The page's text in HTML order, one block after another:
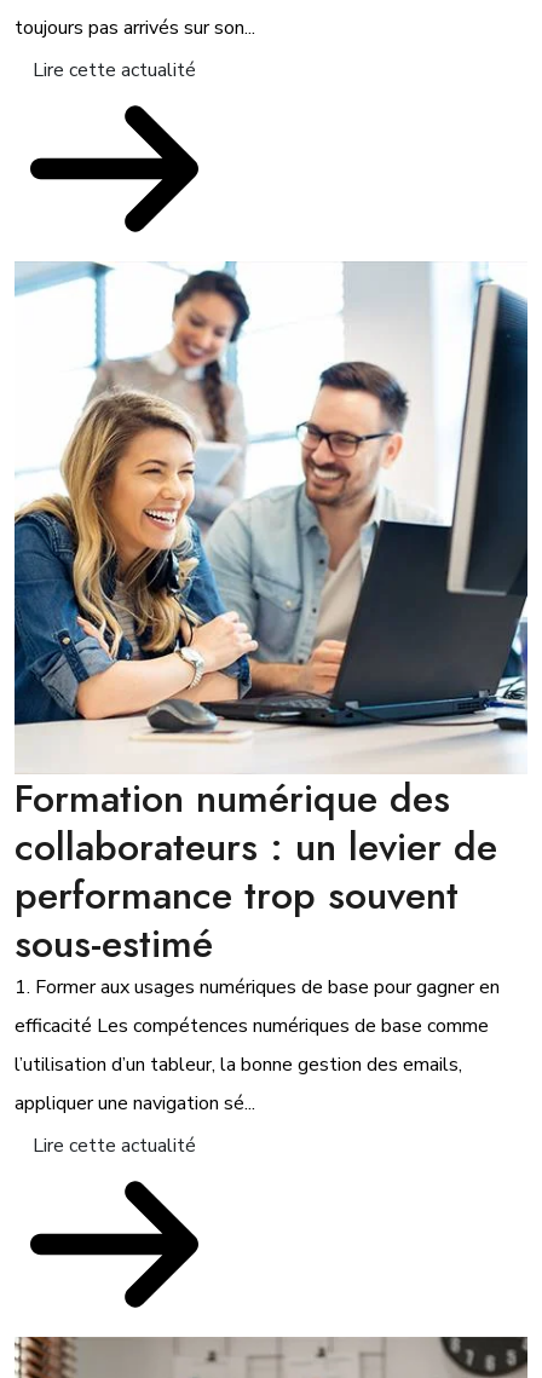
toujours pas arrivés sur son...
Lire cette actualité
Formation numérique des
collaborateurs : un levier de
performance trop souvent
sous-estimé
1. Former aux usages numériques de base pour gagner en
efficacité Les compétences numériques de base comme
l’utilisation d’un tableur, la bonne gestion des emails,
appliquer une navigation sé...
Lire cette actualité